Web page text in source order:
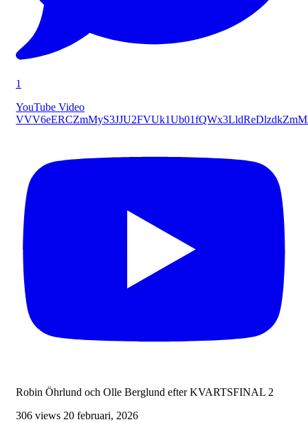
1
YouTube Video
Robin Öhrlund och Olle Berglund efter KVARTSFINAL 2
306 views 20 februari, 2026